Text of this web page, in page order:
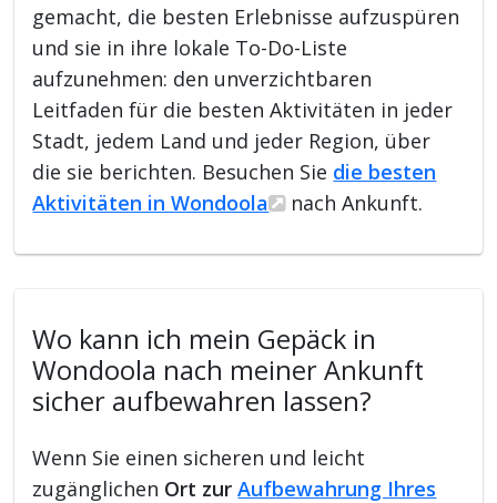
gemacht, die besten Erlebnisse aufzuspüren
und sie in ihre lokale To-Do-Liste
aufzunehmen: den unverzichtbaren
Leitfaden für die besten Aktivitäten in jeder
Stadt, jedem Land und jeder Region, über
die sie berichten. Besuchen Sie die besten
Aktivitäten in Wondoola
nach Ankunft.
Wo kann ich mein Gepäck in
Wondoola nach meiner Ankunft
sicher aufbewahren lassen?
Wenn Sie einen sicheren und leicht
zugänglichen Ort zurAufbewahrung Ihres